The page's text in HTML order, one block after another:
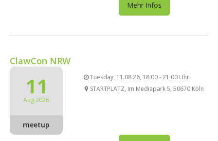
Mehr Infos
ClawCon NRW
11
Aug 2026
meetup
Tuesday, 11.08.26, 18:00 - 21:00 Uhr
STARTPLATZ, Im Mediapark 5, 50670 Köln